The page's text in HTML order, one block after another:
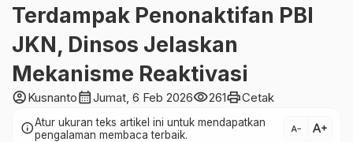
Terdampak Penonaktifan PBI
JKN, Dinsos Jelaskan
Mekanisme Reaktivasi
account_circleKusnantocalendar_monthJumat, 6 Feb 2026visibility261printCetak
infoAtur ukuran teks artikel ini untuk mendapatkan
pengalaman membaca terbaik.
text_decrease text_increase